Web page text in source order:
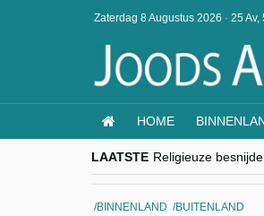
Zaterdag 8 Augustus 2026 · 25 Av,
HOME
LAATSTE Religieuze
“Besnijdenisdebat
CITYTRIP |
“Vandaag zit elke
BINNENLAND BUITENLAND